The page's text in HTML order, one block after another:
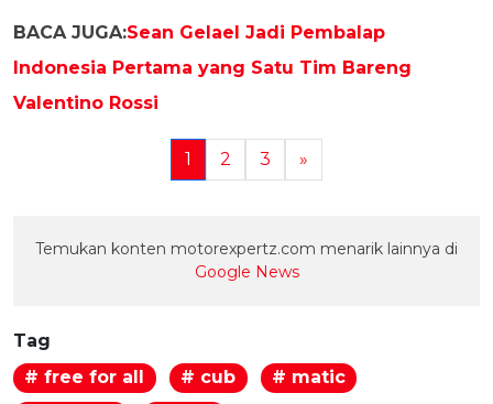
BACA JUGA:Sean Gelael Jadi Pembalap
Indonesia Pertama yang Satu Tim Bareng
Valentino Rossi
1 2 3 »
Temukan konten motorexpertz.com menarik lainnya di
Google News
Tag
# free for all
# cub
# matic